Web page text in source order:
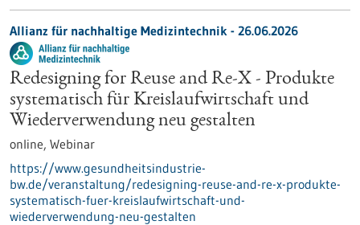
Allianz für nachhaltige Medizintechnik - 26.06.2026
Redesigning for Reuse and Re-X - Produkte
systematisch für Kreislaufwirtschaft und
Wiederverwendung neu gestalten
online, Webinar
https://www.gesundheitsindustrie-
bw.de/veranstaltung/redesigning-reuse-and-re-x-produkte-
systematisch-fuer-kreislaufwirtschaft-und-
wiederverwendung-neu-gestalten